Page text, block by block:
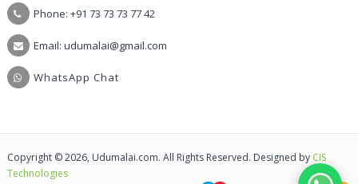
Phone: +91 73 73 73 77 42
Email: udumalai@gmail.com
WhatsApp Chat
Copyright © 2026, Udumalai.com. All Rights Reserved. Designed by CIS
Technologies